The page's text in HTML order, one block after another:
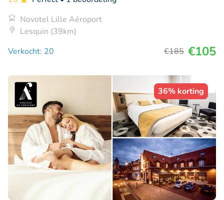
Novotel Lille Aéroport
Lesquin (39km)
Verkocht: 20
€185 €105
36% korting